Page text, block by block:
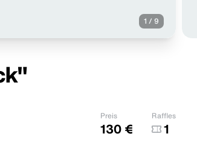
1 / 9
Preis
130 €
Raffles
1